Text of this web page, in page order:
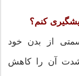
کنم؟
از بدن خود
شدت آن را کاهش